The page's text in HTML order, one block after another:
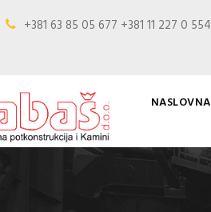
+381 63 85 05 677 +381 11 227 0 554
NASLOVNA